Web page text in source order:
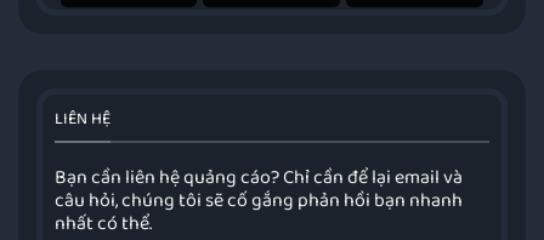
LIÊN HỆ
Bạn cần liên hệ quảng cáo? Chỉ cần để lại email và
câu hỏi, chúng tôi sẽ cố gắng phản hồi bạn nhanh
nhất có thể.